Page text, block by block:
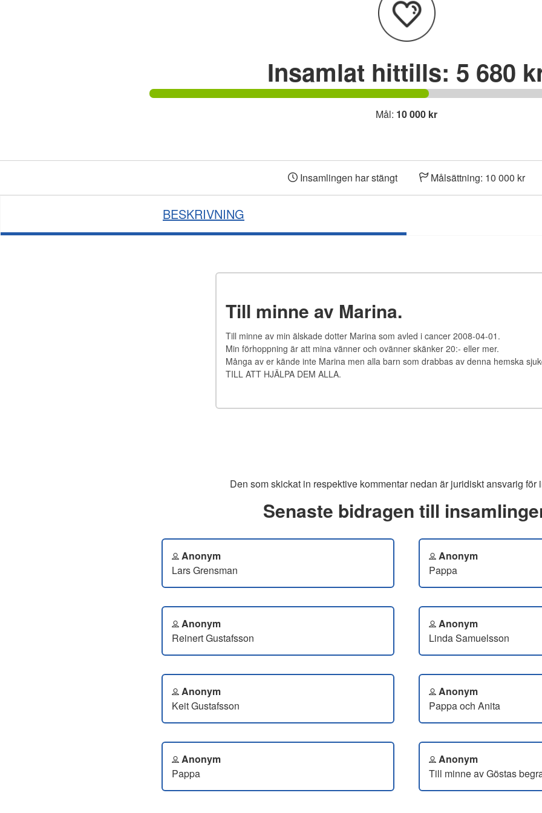
I
n
Insamlat hittills: 5 680
Mål: 10 000 kr
Insamlingen har stängt Målsättning: 10 000 kr
BESKRIVNING
Till minne av Marina.
Till minne av min älskade dotter Marina som avled i cancer 2008-04-01.
Min förhoppning är att mina vänner och ovänner skänker 20:- eller mer.
Många av er kände inte Marina men alla barn som drabbas av denna hemska
TILL ATT HJÄLPA DEM ALLA.
Den som skickat in respektive kommentar nedan är juridiskt ansvarig för
Senaste bidragen till
Anonym
Lars Grensman
Anonym
Reinert Gustafsson
Anonym
Keit Gustafsson
Anonym
Pappa
Anonym
Pappa
Anonym
Linda Samuelsson
Anonym
Pappa och Anita
Anonym
Till minne av Göstas